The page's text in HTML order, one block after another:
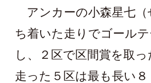
アンカーの小森星七（
ち着いた走りでゴール
し、２区で区間賞を取
走った５区は最も長い